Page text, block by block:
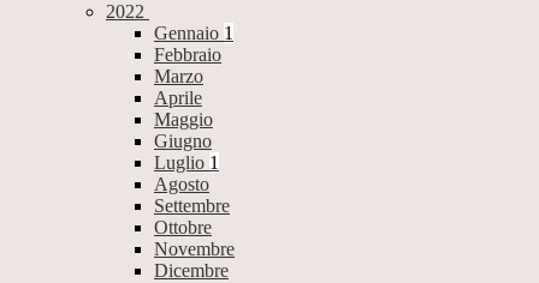
2022
Gennaio 1
Febbraio
Marzo
Aprile
Maggio
Giugno
Luglio 1
Agosto
Settembre
Ottobre
Novembre
Dicembre